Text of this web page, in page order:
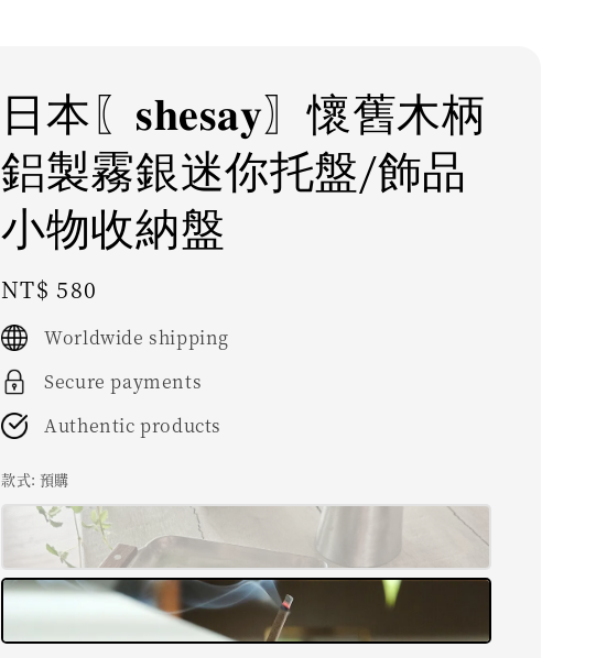
日本〖𝐬𝐡𝐞𝐬𝐚𝐲〗懷舊木柄
鋁製霧銀迷你托盤/飾品
小物收納盤
Regular
price
NT$ 580
Worldwide shipping
Secure payments
Authentic products
款式: 預購